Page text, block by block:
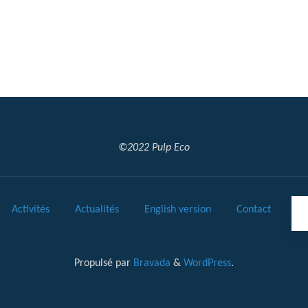
©2022 Pulp Eco
Activités Actualités English version Contact
Propulsé par Bravada & WordPress.